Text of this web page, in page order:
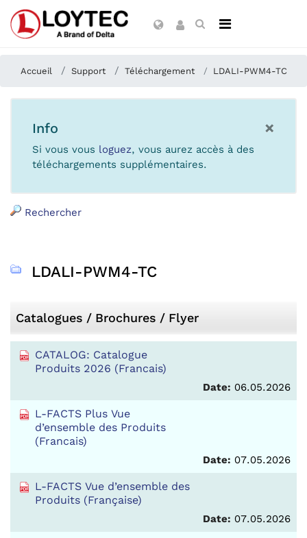
Accueil Support Téléchargement LDALI-PWM4-TC
×
Info
Si vous vous loguez, vous aurez accès à des
téléchargements supplémentaires.
Rechercher
LDALI-PWM4-TC
Catalogues / Brochures / Flyer
CATALOG: Catalogue
Produits 2026 (Francais)
Date: 06.05.2026
L-FACTS Plus Vue
d’ensemble des Produits
(Francais)
Date: 07.05.2026
L-FACTS Vue d’ensemble des
Produits (Française)
Date: 07.05.2026